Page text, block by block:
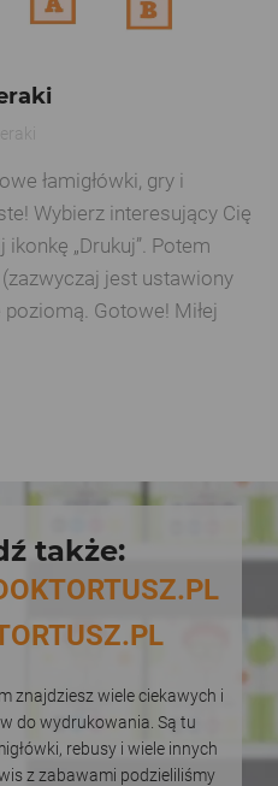
łamigłówki, gry i
Wybierz interesujący Cię
„Drukuj”. Potem
jest ustawiony
Gotowe! Miłej
także:
znajdziesz wiele ciekawych i
do wydrukowania. Są tu
rebusy i wiele innych
z zabawami podzieliliśmy